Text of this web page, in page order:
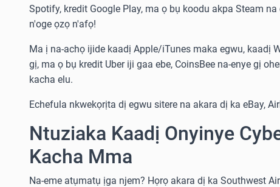
Spotify, kredit Google Play, ma ọ bụ koodu akpa Steam
n'oge ọzọ n'afọ!
Ma ị na-achọ ijide kaadị Apple/iTunes maka egwu, kaadị
gị, ma ọ bụ kredit Uber iji gaa ebe, CoinsBee na-enye gị
kacha elu.
Echefula nkwekọrịta dị egwu sitere na akara dị ka eBay,
Ntuziaka Kaadị Onyinye
Kacha Mma
Na-eme atụmatụ ịga njem? Họrọ akara dị ka Southwest